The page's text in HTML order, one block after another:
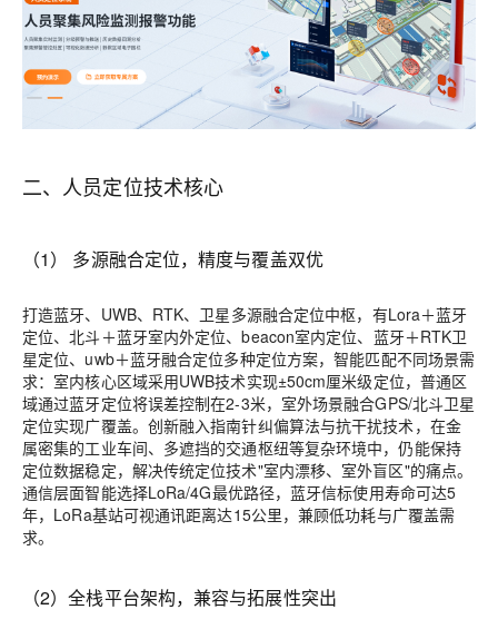
二、 人员定位技术核心
（1） 多源融合定位，精度与覆盖双优
打造蓝牙、UWB、RTK、卫星多源融合定位中枢， 有Lora＋蓝牙
定位、北斗＋蓝牙室内外定位、beacon室内定位、蓝牙＋RTK卫
星定位、uwb＋蓝牙融合定位多种定位方案，智能匹配不同场景需
求：室内核心区域采用UWB技术实现±50cm厘米级定位，普通区
域通过蓝牙定位将误差控制在2-3米，室外场景融合GPS/北斗卫星
定位实现广覆盖。创新融入指南针纠偏算法与抗干扰技术，在金
属密集的工业车间、多遮挡的交通枢纽等复杂环境中，仍能保持
定位数据稳定，解决传统定位技术"室内漂移、室外盲区"的痛点。
通信层面智能选择LoRa/4G最优路径，蓝牙信标使用寿命可达5
年，LoRa基站可视通讯距离达15公里，兼顾低功耗与广覆盖需
求。
（2）全栈平台架构，兼容与拓展性突出